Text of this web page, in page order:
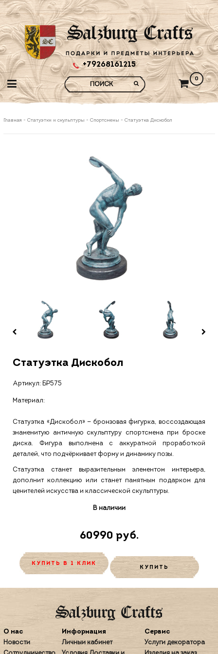
+79268161215
0
Главная - Статуэтки и скульптуры - Спортсмены - Статуэтка Дискобол
Статуэтка Дискобол
Артикул: БР575
Материал:
Статуэтка «Дискобол» — бронзовая фигурка, воссоздающая
знаменитую античную скульптуру спортсмена при броске
диска. Фигура выполнена с аккуратной проработкой
деталей, что подчёркивает форму и динамику позы.
Статуэтка станет выразительным элементом интерьера,
дополнит коллекцию или станет памятным подарком для
ценителей искусства и классической скульптуры.
В наличии
60990 руб.
КУПИТЬ В 1 КЛИК
КУПИТЬ
О нас
Новости
Информация
Личный кабинет
Сервис
Услуги декоратора